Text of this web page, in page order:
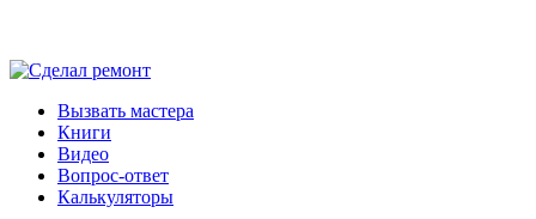
Вызвать мастера
Книги
Видео
Вопрос-ответ
Калькуляторы